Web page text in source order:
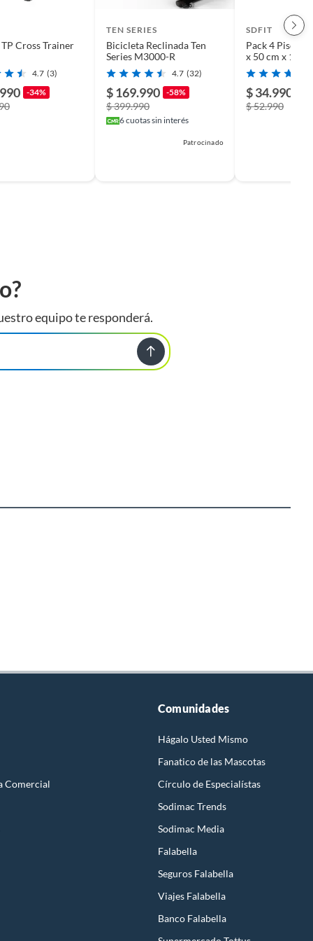
Cross Trainer
4.7 (3)
-34%
TEN SERIES
Bicicleta Reclinada Ten
Series M3000-R
4.7 (32)
$ 169.990 -58%
$ 399.990
6cuotas sin interés
Patrocinado
SDFIT
Pack 4 Pisos
x 50 cm x 15
$ 34.990
$ 52.990
equipo te responderá.
Comercial
Comunidades
Hágalo Usted Mismo
Fanatico de las Mascotas
Círculo de Especialístas
Sodimac Trends
Sodimac Media
Falabella
Seguros Falabella
Viajes Falabella
Banco Falabella